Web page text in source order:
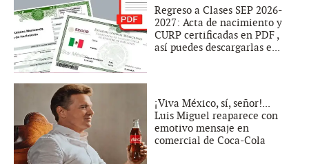
Regreso a Clases SEP 2026-
2027: Acta de nacimiento y
CURP certificadas en PDF ,
así puedes descargarlas e...
¡Viva México, sí, señor!...
Luis Miguel reaparece con
emotivo mensaje en
comercial de Coca-Cola